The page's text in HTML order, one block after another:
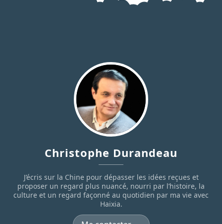
Christophe Durandeau
J’écris sur la Chine pour dépasser les idées reçues et
proposer un regard plus nuancé, nourri par l’histoire, la
culture et un regard façonné au quotidien par ma vie avec
Haixia.